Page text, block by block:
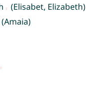
(Elisabet, Elizabeth)
(Amaia)